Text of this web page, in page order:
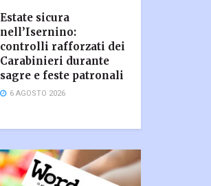
Estate sicura
nell’Isernino:
controlli rafforzati dei
Carabinieri durante
sagre e feste patronali
6 AGOSTO 2026